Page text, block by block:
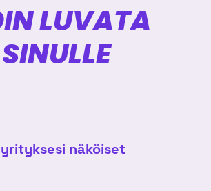
LUVATA
SINULLE
näköiset